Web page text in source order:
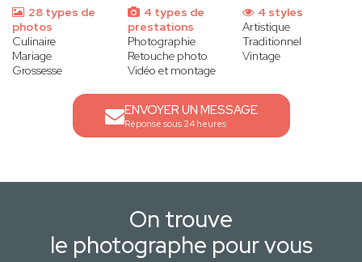
28 types de
photos
Culinaire
Mariage
Grossesse
4 types de
prestations
Photographie
Retouche photo
Vidéo et montage
4 styles
Artistique
Traditionnel
Vintage
ENVOYER UN MESSAGE
Réponse sous 24 heures
On trouve
le photographe pour vous